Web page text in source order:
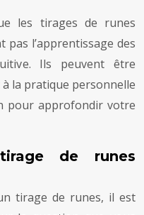
les tirages de runes
l’apprentissage des
Ils peuvent être
la pratique personnelle
pour approfondir votre
de runes
tirage de runes, il est